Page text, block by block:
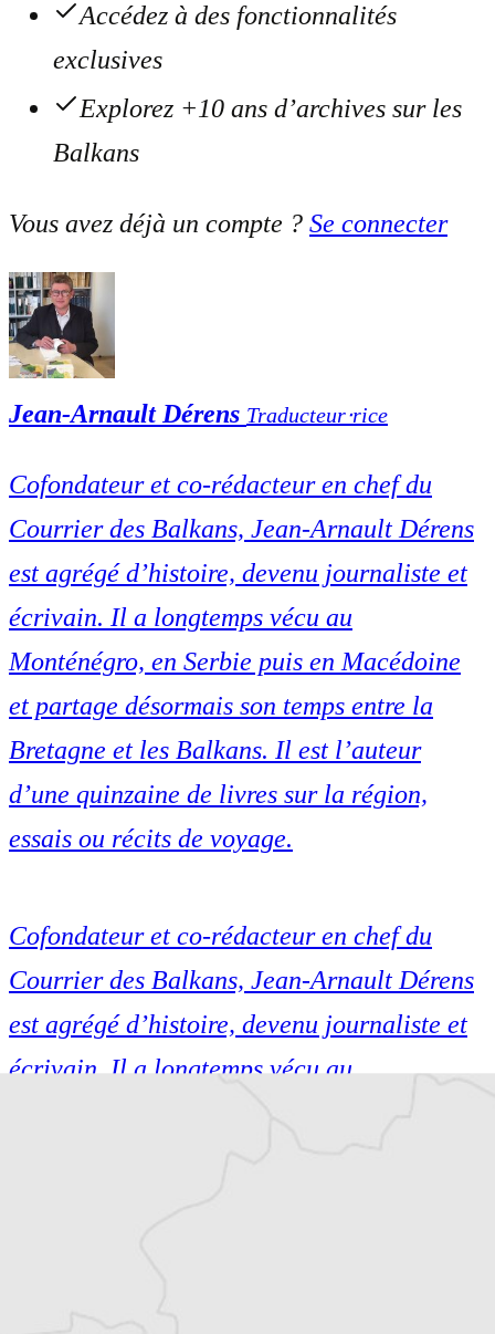
Accédez à des fonctionnalités
exclusives
Explorez +10 ans d’archives sur les
Balkans
Vous avez déjà un compte ? Se connecter
Jean-Arnault Dérens Traducteur⋅rice
Cofondateur et co-rédacteur en chef du
Courrier des Balkans, Jean-Arnault Dérens
est agrégé d’histoire, devenu journaliste et
écrivain. Il a longtemps vécu au
Monténégro, en Serbie puis en Macédoine
et partage désormais son temps entre la
Bretagne et les Balkans. Il est l’auteur
d’une quinzaine de livres sur la région,
essais ou récits de voyage.
Cofondateur et co-rédacteur en chef du
Courrier des Balkans, Jean-Arnault Dérens
est agrégé d’histoire, devenu journaliste et
écrivain. Il a longtemps vécu au